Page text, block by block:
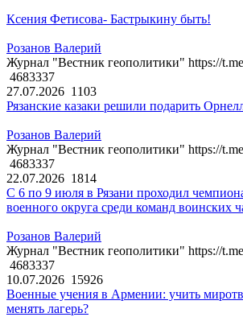
Ксения Фетисова- Бастрыкину быть!
Розанов Валерий
Журнал "Вестник геополитики" https://
4683337
27.07.2026 1103
Рязанские казаки решили подарить
Розанов Валерий
Журнал "Вестник геополитики" https://
4683337
22.07.2026 1814
С 6 по 9 июля в Рязани проходил
военного округа среди команд воинских
Розанов Валерий
Журнал "Вестник геополитики" https://
4683337
10.07.2026 15926
Военные учения в Армении: учить
менять лагерь?